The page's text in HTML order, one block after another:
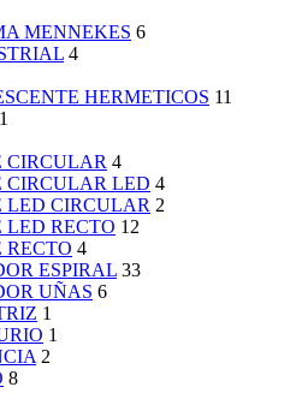
MENNEKES 6
4
HERMETICOS 11
CIRCULAR 4
CIRCULAR LED 4
LED CIRCULAR 2
LED RECTO 12
RECTO 4
ESPIRAL 33
UÑAS 6
1
1
2
8